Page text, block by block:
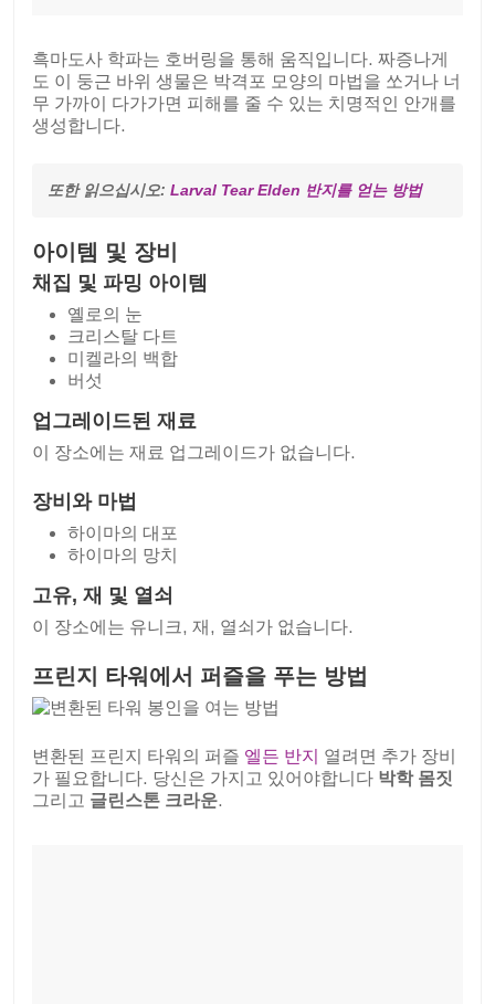
흑마도사 학파는 호버링을 통해 움직입니다. 짜증나게
도 이 둥근 바위 생물은 박격포 모양의 마법을 쏘거나 너
무 가까이 다가가면 피해를 줄 수 있는 치명적인 안개를
생성합니다.
또한 읽으십시오: Larval Tear Elden 반지를 얻는 방법
아이템 및 장비
채집 및 파밍 아이템
옐로의 눈
크리스탈 다트
미켈라의 백합
버섯
업그레이드된 재료
이 장소에는 재료 업그레이드가 없습니다.
장비와 마법
하이마의 대포
하이마의 망치
고유, 재 및 열쇠
이 장소에는 유니크, 재, 열쇠가 없습니다.
프린지 타워에서 퍼즐을 푸는 방법
변환된 프린지 타워의 퍼즐 엘든 반지
열려면 추가 장비
가 필요합니다. 당신은 가지고 있어야합니다 박학 몸짓
그리고 글린스톤 크라운.